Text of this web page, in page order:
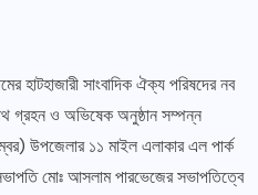
হাটহাজারী সাংবাদিক ঐক্য পরিষদের নব
শপথ গ্রহন ও অভিষেক অনুষ্ঠান সম্পন্ন
উপজেলার ১১ মাইল এলাকার এল পার্ক
মোঃ আসলাম পারভেজের সভাপতিত্বে